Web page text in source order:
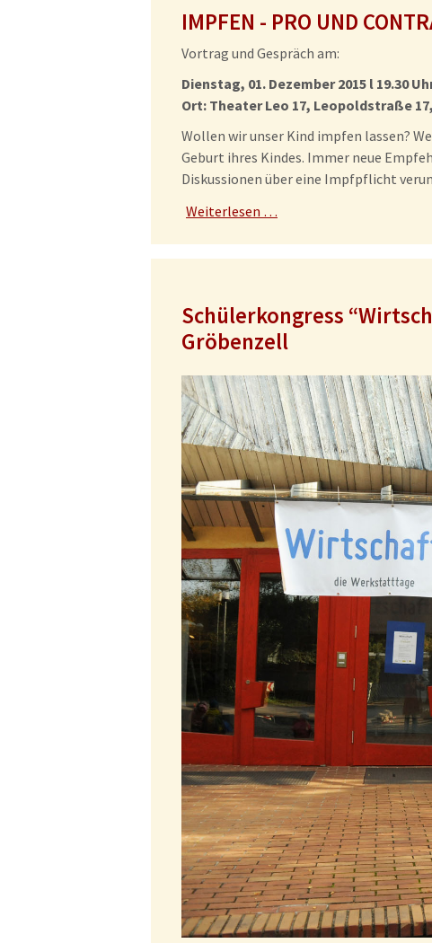
IMPFEN - PRO UND
Vortrag und Gespräch am:
Dienstag, 01. Dezember 2015 l 19.30
Ort: Theater Leo 17, Leopoldstraße
Wollen wir unser Kind impfen lassen?
Geburt ihres Kindes. Immer neue
Diskussionen über eine Impfpflicht
Weiterlesen …
Schülerkongress
Gröbenzell